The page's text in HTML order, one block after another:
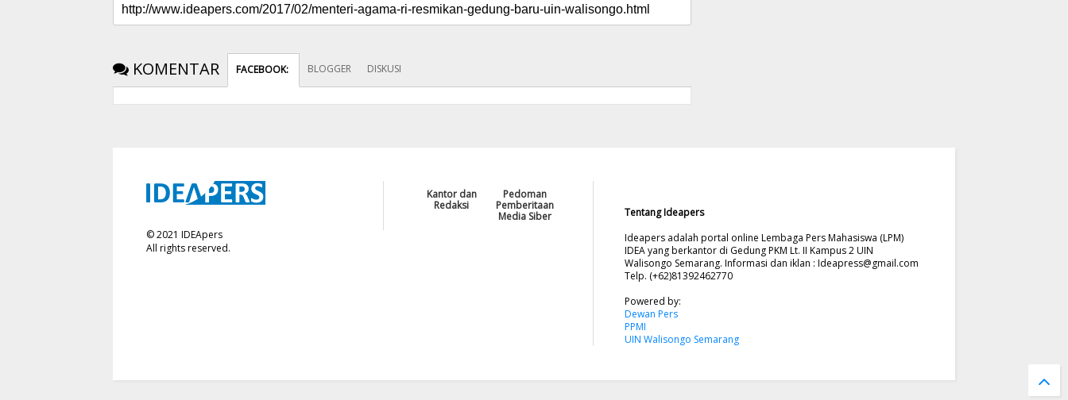
KOMENTAR FACEBOOK: BLOGGER DISKUSI
©2021 IDEApers
All rights reserved.
Kantor dan
Redaksi
Pedoman
Pemberitaan
Media Siber
Tentang Ideapers
Ideapers adalah portal online Lembaga Pers Mahasiswa (LPM)
IDEA yang berkantor di Gedung PKM Lt. II Kampus 2 UIN
Walisongo Semarang. Informasi dan iklan :Ideapress@gmail.com
Telp. (+62)81392462770
Powered by:
Dewan Pers
PPMI
UIN Walisongo Semarang